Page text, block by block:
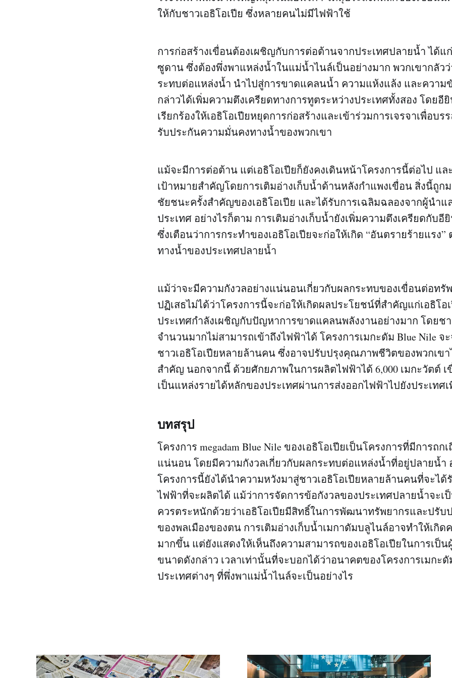
ให้กับชาวเอธิโอเปีย ซึ่งหลายคนไม่มีไฟฟ้าใช้
การก่อสร้างเขื่อนต้องเผชิญกับการต่อต้านจากประเทศปลายน้ำ ได้แ
ซูดาน ซึ่งต้องพึ่งพาแหล่งน้ำในแม่น้ำไนล์เป็นอย่างมาก พวกเขากลัว
ระทบต่อแหล่งน้ำ นำไปสู่การขาดแคลนน้ำ ความแห้งแล้ง และควา
กล่าวได้เพิ่มความตึงเครียดทางการทูตระหว่างประเทศทั้งสอง โดย
เรียกร้องให้เอธิโอเปียหยุดการก่อสร้างและเข้าร่วมการเจรจาเพื่อบ
รับประกันความมั่นคงทางน้ำของพวกเขา
แม้จะมีการต่อต้าน แต่เอธิโอเปียก็ยังคงเดินหน้าโครงการนี้ต่อไป แ
เป้าหมายสำคัญโดยการเติมอ่างเก็บน้ำด้านหลังกำแพงเขื่อน สิ่งนี้ถูก
ชัยชนะครั้งสำคัญของเอธิโอเปีย และได้รับการเฉลิมฉลองจากผู้นำแ
ประเทศ อย่างไรก็ตาม การเติมอ่างเก็บน้ำยังเพิ่มความตึงเครียดกับ
ซึ่งเตือนว่าการกระทำของเอธิโอเปียจะก่อให้เกิด “อันตรายร้ายแรง
ทางน้ำของประเทศปลายน้ำ
แม้ว่าจะมีความกังวลอย่างแน่นอนเกี่ยวกับผลกระทบของเขื่อนต่อทรั
ปฏิเสธไม่ได้ว่าโครงการนี้จะก่อให้เกิดผลประโยชน์ที่สำคัญแก่เอธิโ
ประเทศกำลังเผชิญกับปัญหาการขาดแคลนพลังงานอย่างมาก โดยชา
จำนวนมากไม่สามารถเข้าถึงไฟฟ้าได้ โครงการเมกะดัม Blue Nile จ
ชาวเอธิโอเปียหลายล้านคน ซึ่งอาจปรับปรุงคุณภาพชีวิตของพวกเข
สำคัญ นอกจากนี้ ด้วยศักยภาพในการผลิตไฟฟ้าได้ 6,000 เมกะวัตต์
เป็นแหล่งรายได้หลักของประเทศผ่านการส่งออกไฟฟ้าไปยังประเทศ
บทสรุป
โครงการ megadam Blue Nile ของเอธิโอเปียเป็นโครงการที่มีการถก
แน่นอน โดยมีความกังวลเกี่ยวกับผลกระทบต่อแหล่งน้ำที่อยู่ปลายน้ำ
โครงการนี้ยังได้นำความหวังมาสู่ชาวเอธิโอเปียหลายล้านคนที่จะไ
ไฟฟ้าที่จะผลิตได้ แม้ว่าการจัดการข้อกังวลของประเทศปลายน้ำจะ
ควรตระหนักด้วยว่าเอธิโอเปียมีสิทธิ์ในการพัฒนาทรัพยากรและปรั
ของพลเมืองของตน การเติมอ่างเก็บน้ำเมกาดัมบลูไนล์อาจทำให้เกิด
มากขึ้น แต่ยังแสดงให้เห็นถึงความสามารถของเอธิโอเปียในการเป็
ขนาดดังกล่าว เวลาเท่านั้นที่จะบอกได้ว่าอนาคตของโครงการเมกะ
ประเทศต่างๆ ที่พึ่งพาแม่น้ำไนล์จะเป็นอย่างไร